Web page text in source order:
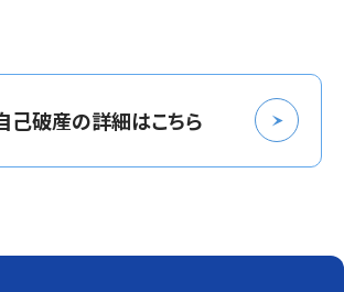
己破産の詳細はこちら